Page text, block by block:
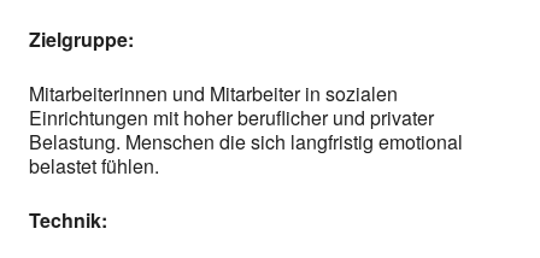
Zielgruppe:
Mitarbeiterinnen und Mitarbeiter in sozialen
Einrichtungen mit hoher beruflicher und privater
Belastung. Menschen die sich langfristig emotional
belastet fühlen.
Technik: